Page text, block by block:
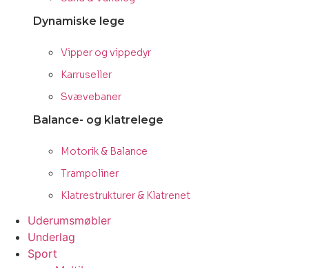
Dynamiske lege
Vipper og vippedyr
Karruseller
Svævebaner
Balance- og klatrelege
Motorik & Balance
Trampoliner
Klatrestrukturer & Klatrenet
Uderumsmøbler
Underlag
Sport